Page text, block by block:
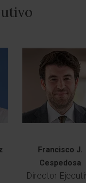
Francisco J.
Cespedosa
Director